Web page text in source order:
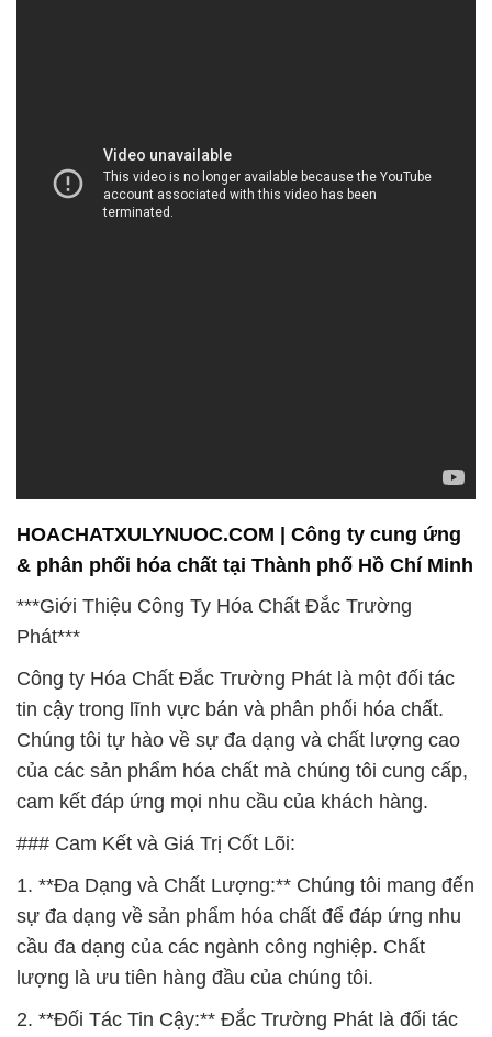
Phát***
Công ty Hóa Chất Đắc Trường Phát là một đối tác
tin cậy trong lĩnh vực bán và phân phối hóa chất.
Chúng tôi tự hào về sự đa dạng và chất lượng cao
của các sản phẩm hóa chất mà chúng tôi cung cấp,
cam kết đáp ứng mọi nhu cầu của khách hàng.
### Cam Kết và Giá Trị Cốt Lõi:
1. **Đa Dạng và Chất Lượng:** Chúng tôi mang đến
sự đa dạng về sản phẩm hóa chất để đáp ứng nhu
cầu đa dạng của các ngành công nghiệp. Chất
lượng là ưu tiên hàng đầu của chúng tôi.
2. **Đối Tác Tin Cậy:** Đắc Trường Phát là đối tác
của sự thành công trong ngành công nghiệp hóa
chất. Chúng tôi luôn đứng cạnh khách hàng, hỗ trợ
họ trong mọi lĩnh vực về hóa chất.
3. **Bảo Vệ Môi Trường:** Chúng tôi cam kết đóng